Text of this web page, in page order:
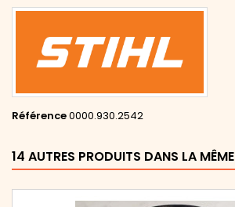
Référence0000.930.2542
14 AUTRES PRODUITS DANS LA